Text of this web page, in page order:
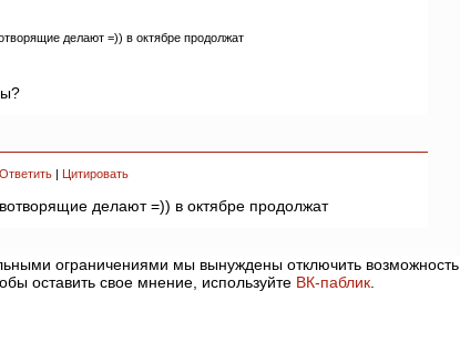
делают =)) в октябре продолжат
Ответить | Цитировать
делают =)) в октябре продолжат
ограничениями мы вынуждены отключить возможность
оставить свое мнение, используйте ВК-паблик